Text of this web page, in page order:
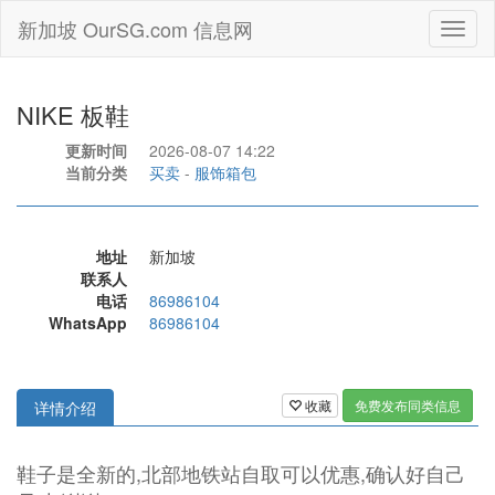
新加坡 OurSG.com 信息网
NIKE 板鞋
更新时间
2026-08-07 14:22
当前分类
买卖 - 服饰箱包
地址
新加坡
联系人
电话
86986104
WhatsApp
86986104
收藏 免费发布同类信息
详情介绍
鞋子是全新的,北部地铁站自取可以优惠,确认好自己